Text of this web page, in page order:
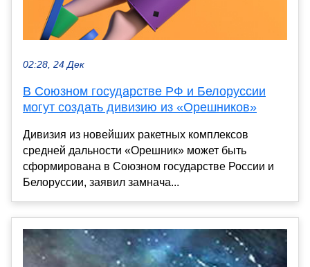
02:28, 24 Дек
В Союзном государстве РФ и Белоруссии
могут создать дивизию из «Орешников»
Дивизия из новейших ракетных комплексов
средней дальности «Орешник» может быть
сформирована в Союзном государстве России и
Белоруссии, заявил замнача...